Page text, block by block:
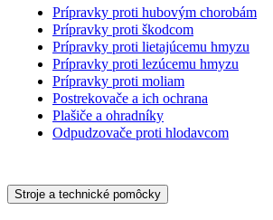
Prípravky proti hubovým chorobám
Prípravky proti škodcom
Prípravky proti lietajúcemu hmyzu
Prípravky proti lezúcemu hmyzu
Prípravky proti moliam
Postrekovače a ich ochrana
Plašiče a ohradníky
Odpudzovače proti hlodavcom
Stroje a technické pomôcky